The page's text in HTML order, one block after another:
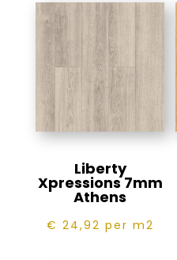
Liberty
Xpressions 7mm
Athens
€ 24,92 per m2